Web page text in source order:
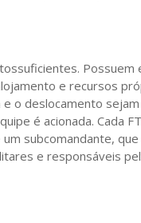
Possuem
e recursos
e o deslocamento
é acionada. Cada
um subcomandante,
e responsáveis